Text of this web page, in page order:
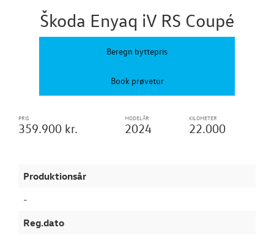
Škoda Enyaq iV RS Coupé
Beregn byttepris
Book prøvetur
PRIS
359.900 kr.
MODELÅR
2024
KILOMETER
22.000
Produktionsår
-
Reg.dato